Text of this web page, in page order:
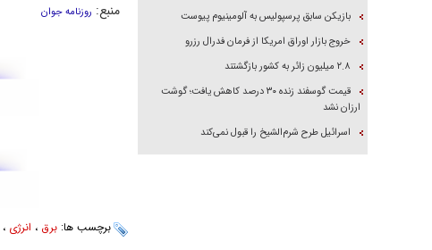
منبع: روزنامه جوان
برچسب ها: برق ، انرژی ،
بازیکن سابق پرسپولیس به آلومینیوم پیوست
خروج بازار اوراق امریکا از فرمان فدرال رزرو
۲.۸ میلیون زائر به کشور بازگشتند
قیمت گوسفند زنده ۳۰ درصد کاهش یافت؛ گوشت
ارزان نشد
اسرائیل طرح شرم‌الشیخ را قبول نمی‌کند